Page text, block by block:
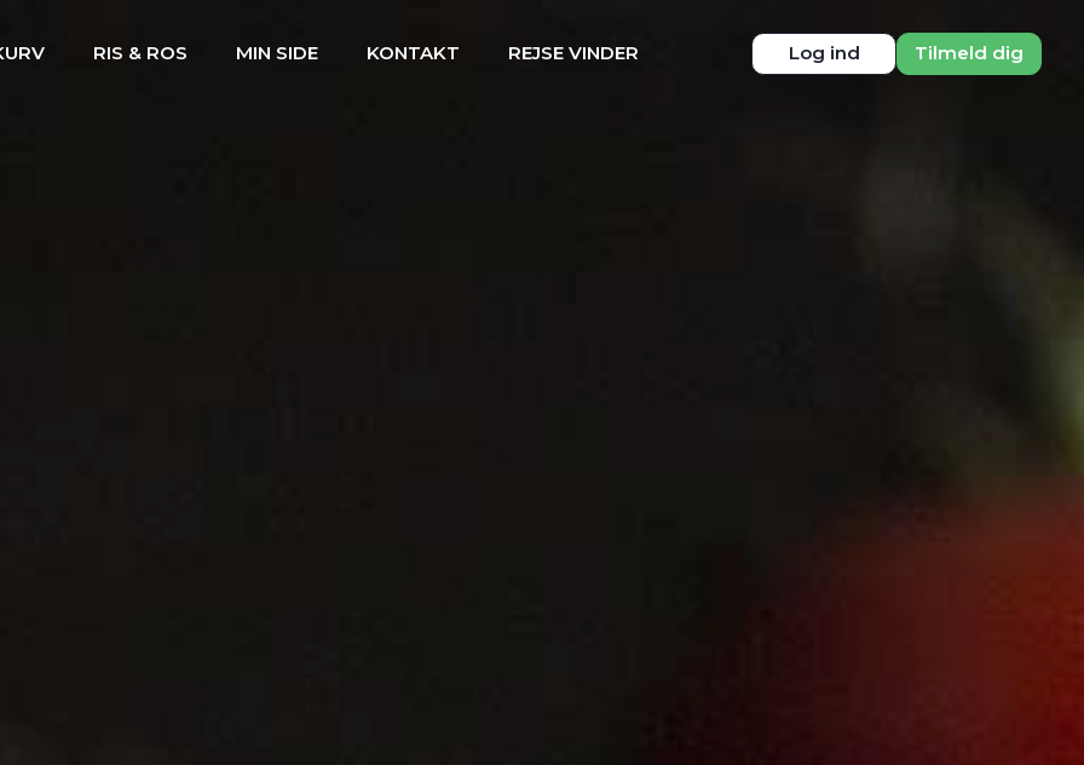
RIS & ROS MIN SIDE KONTAKT REJSE VINDER Log ind Tilmeld dig